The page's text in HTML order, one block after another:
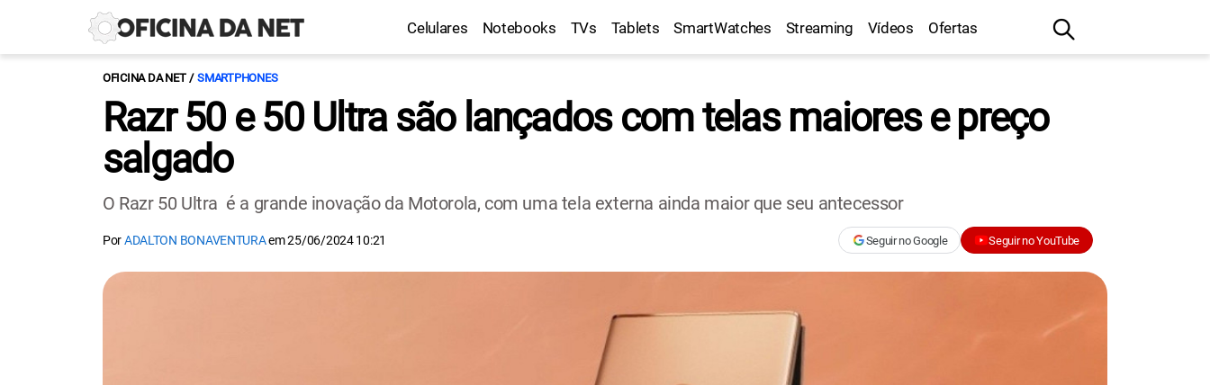
Celulares Notebooks TVs Tablets SmartWatches Streaming Vídeos Ofertas
OFICINA DA NET SMARTPHONES
Razr 50 e 50 Ultra são lançados com telas maiores e preço
salgado
O Razr 50 Ultra é a grande inovação da Motorola, com uma tela externa ainda maior que seu antecessor
PorADALTON BONAVENTURAem25/06/2024 10:21 Seguir no Google Seguir no YouTube